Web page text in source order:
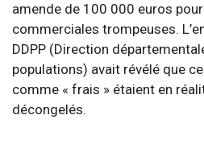
amende de 100 000 euros
commerciales trompeuses.
DDPP (Direction
populations) avait révélé que
comme « frais » étaient en
décongelés.